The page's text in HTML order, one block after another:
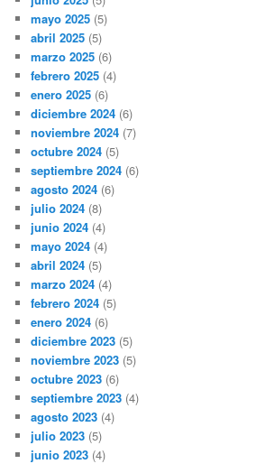
mayo 2025 (5)
abril 2025 (5)
marzo 2025 (6)
febrero 2025 (4)
enero 2025 (6)
diciembre 2024 (6)
noviembre 2024 (7)
octubre 2024 (5)
septiembre 2024 (6)
agosto 2024 (6)
julio 2024 (8)
junio 2024 (4)
mayo 2024 (4)
abril 2024 (5)
marzo 2024 (4)
febrero 2024 (5)
enero 2024 (6)
diciembre 2023 (5)
noviembre 2023 (5)
octubre 2023 (6)
septiembre 2023 (4)
agosto 2023 (4)
julio 2023 (5)
junio 2023 (4)